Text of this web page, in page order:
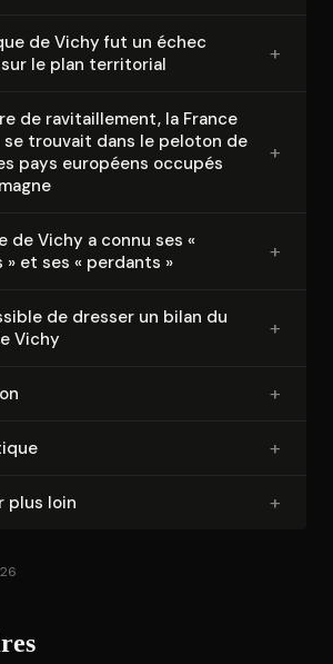
de Vichy fut un échec
le plan territorial
+
de ra­vi­taille­ment, la France
se trouvait dans le peloton de
pays européens occupés
+
de Vichy a connu ses «
» et ses « perdants »
+
de dresser un bilan du
Vichy
+
+
+
plus loin +